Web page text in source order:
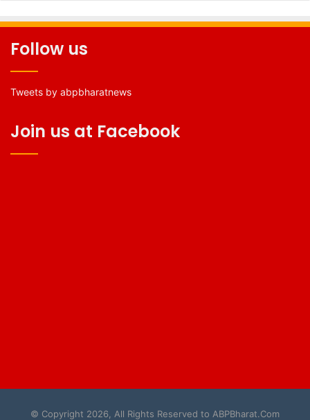
Follow us
Tweets by abpbharatnews
Join us at Facebook
© Copyright 2026, All Rights Reserved to ABPBharat.Com